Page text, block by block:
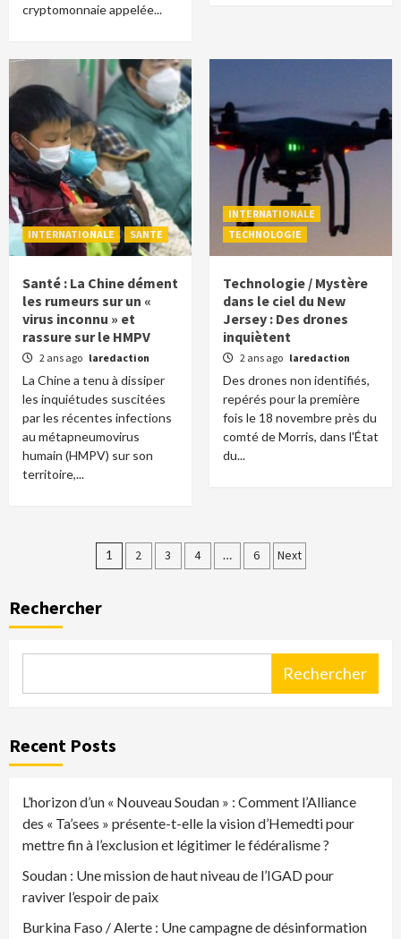
cryptomonnaie appelée...
INTERNATIONALE SANTE
Santé : La Chine dément
les rumeurs sur un «
virus inconnu » et
rassure sur le HMPV
2 ans ago laredaction
La Chine a tenu à dissiper
les inquiétudes suscitées
par les récentes infections
au métapneumovirus
humain (HMPV) sur son
territoire,...
INTERNATIONALE
TECHNOLOGIE
Technologie / Mystère
dans le ciel du New
Jersey : Des drones
inquiètent
2 ans ago laredaction
Des drones non identifiés,
repérés pour la première
fois le 18 novembre près du
comté de Morris, dans l'État
du...
Pagination
1 2 3 4 … 6 Next
Rechercher
Rechercher
Recent Posts
L’horizon d’un « Nouveau Soudan » : Comment l’Alliance
des « Ta’sees » présente-t-elle la vision d’Hemedti pour
mettre fin à l’exclusion et légitimer le fédéralisme ?
Soudan : Une mission de haut niveau de l’IGAD pour
raviver l’espoir de paix
Burkina Faso / Alerte : Une campagne de désinformation